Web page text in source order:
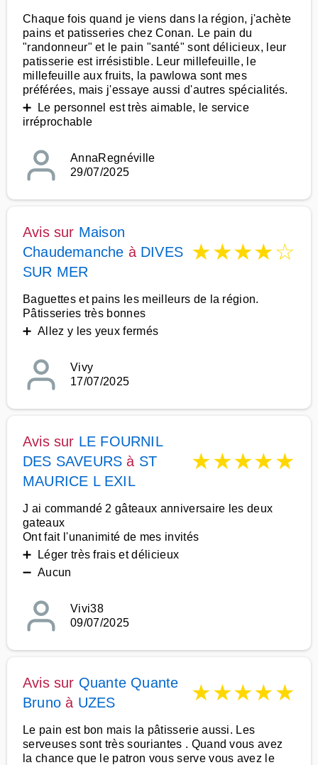
Chaque fois quand je viens dans la région, j'achète
pains et patisseries chez Conan. Le pain du
"randonneur" et le pain "santé" sont délicieux, leur
patisserie est irrésistible. Leur millefeuille, le
millefeuille aux fruits, la pawlowa sont mes
préférées, mais j'essaye aussi d'autres spécialités.
➕ Le personnel est très aimable, le service
irréprochable
AnnaRegnéville
29/07/2025
Avis sur Maison
Chaudemanche à DIVES
SUR MER
★★★★☆
Baguettes et pains les meilleurs de la région.
Pâtisseries très bonnes
➕ Allez y les yeux fermés
Vivy
17/07/2025
Avis sur LE FOURNIL
DES SAVEURS à ST
MAURICE L EXIL
★★★★★
J ai commandé 2 gâteaux anniversaire les deux
gateaux
Ont fait l'unanimité de mes invités
➕ Léger très frais et délicieux
➖ Aucun
Vivi38
09/07/2025
Avis sur Quante Quante
Bruno à UZES ★★★★★
Le pain est bon mais la pâtisserie aussi. Les
serveuses sont très souriantes . Quand vous avez
la chance que le patron vous serve vous avez le